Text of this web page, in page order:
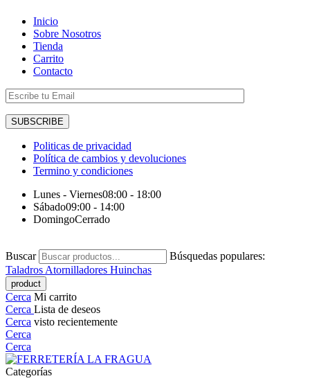
Inicio
Sobre Nosotros
Tienda
Carrito
Contacto
Politicas de privacidad
Política de cambios y devoluciones
Termino y condiciones
Lunes - Viernes08:00 - 18:00
Sábado09:00 - 14:00
DomingoCerrado
Buscar
Búsquedas populares:
Taladros Atornilladores Huinchas
Cerca Mi carrito
Cerca Lista de deseos
Cerca visto recientemente
Cerca
Cerca
Categorías